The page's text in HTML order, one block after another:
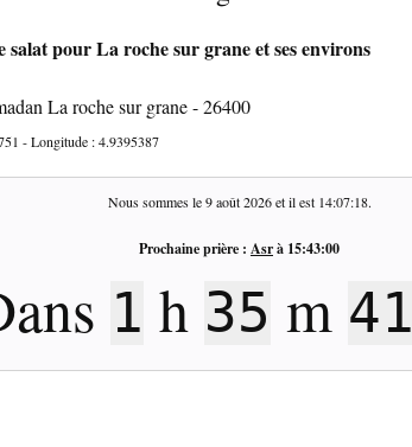
salat pour La roche sur grane et ses environs
La roche sur grane - 26400
- Longitude :4.9395387
Nous sommes le9 août 2026et il est 14:07:18.
Prochaine prière : Asrà 15:43:00
1 h 35 m 41